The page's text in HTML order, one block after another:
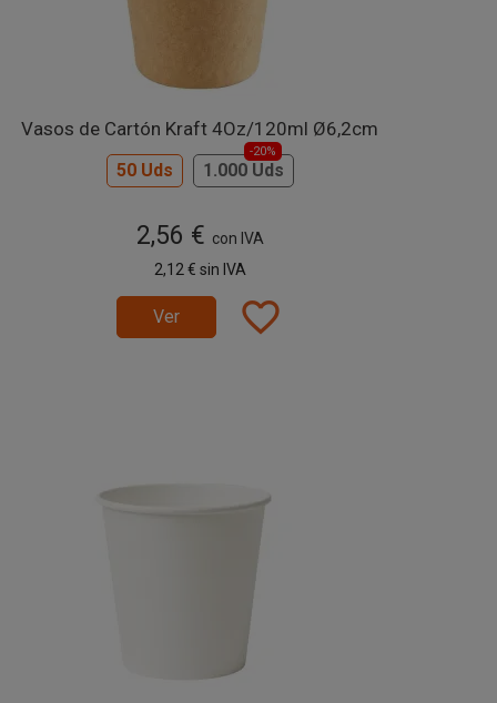
Vasos de Cartón Kraft 4Oz/120ml Ø6,2cm
50 Uds 1.000 Uds
-20%
2,56 € con IVA
2,12 € sin IVA
Ver favorite_border